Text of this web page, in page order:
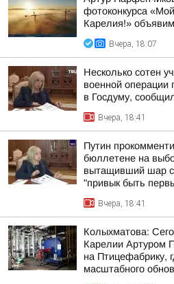
фотоконкурса
Карелия!»
Вчера, 18:07
Несколько сотен
военной операции
в Госдуму,
Вчера, 18:41
Путин
бюллетене на
вытащивший шар
"привык быть
Вчера, 18:41
Колыхматова:
Карелии Артуром
на Птицефабрику,
масштабного